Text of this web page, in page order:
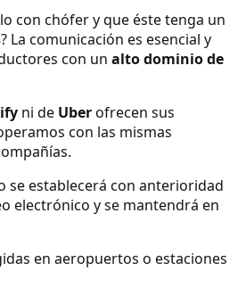
con chófer y que éste tenga un
? La comunicación es esencial y
con un alto dominio de
ni de Uberofrecen sus
con las mismas
se establecerá con anterioridad
electrónico y se mantendrá en
en aeropuertos o estaciones